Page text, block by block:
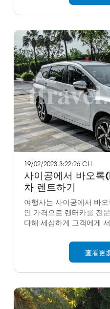
19/02/2023 3:22:26 CH
사이공에서 바오
차 렌트하기
여행사는 사이공에서 바
인 가격으로 렌터카를 전
다해 세심하게 고객에게
查看更